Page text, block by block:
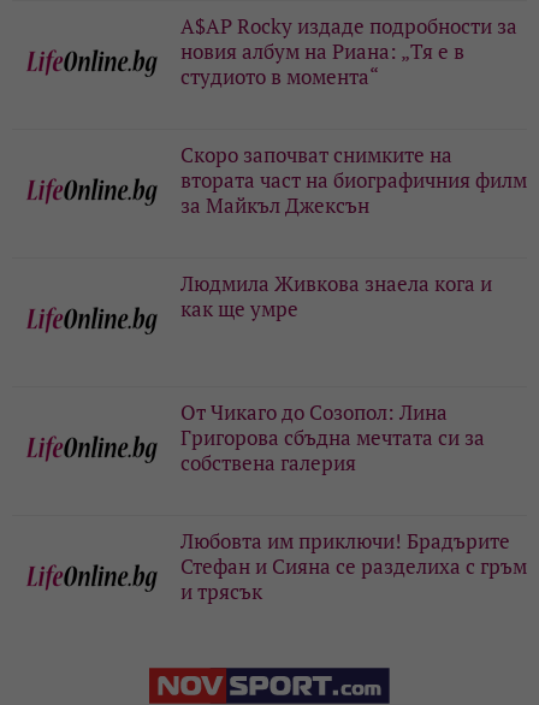
A$AP Rocky издаде подробности за
новия албум на Риана: „Тя е в
студиото в момента“
Скоро започват снимките на
втората част на биографичния филм
за Майкъл Джексън
Людмила Живкова знаела кога и
как ще умре
От Чикаго до Созопол: Лина
Григорова сбъдна мечтата си за
собствена галерия
Любовта им приключи! Брадърите
Стефан и Сияна се разделиха с гръм
и трясък